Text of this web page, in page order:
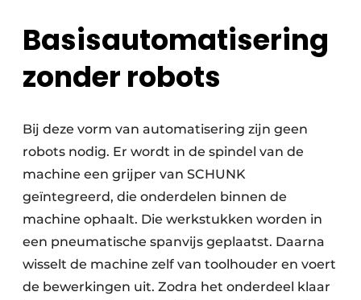
Basisautomatisering
zonder robots
Bij deze vorm van automatisering zijn geen
robots nodig. Er wordt in de spindel van de
machine een grijper van SCHUNK
geïntegreerd, die onderdelen binnen de
machine ophaalt. Die werkstukken worden in
een pneumatische spanvijs geplaatst. Daarna
wisselt de machine zelf van toolhouder en voert
de bewerkingen uit. Zodra het onderdeel klaar